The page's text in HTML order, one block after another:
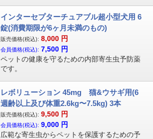
インターセプターチュアブル超小型犬用 6
錠(消費期限が6ヶ月未満のもの)
販売価格(税込): 8,000 円
会員価格(税込): 7,500 円
ペットの健康を守るための内部寄生虫予防薬
です。
レボリューション 45mg 猫&ウサギ用(6
週齢以上及び体重2.6kg〜7.5kg) 3本
販売価格(税込): 9,500 円
会員価格(税込): 9,000 円
広範な寄生虫からペットを保護するための予